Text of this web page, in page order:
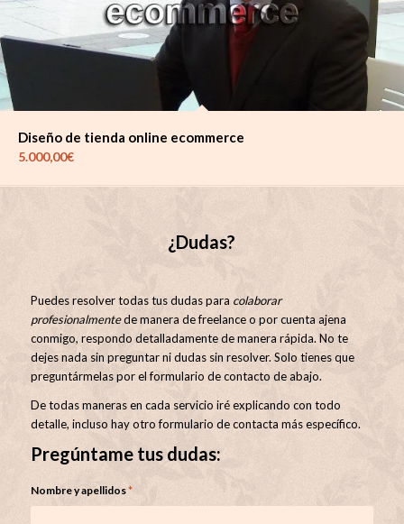
Diseño de tienda online ecommerce
5.000,00€
¿Dudas?
Puedes resolver todas tus dudas para colaborar
profesionalmentede manera de freelance o por cuenta ajena
conmigo, respondo detalladamente de manera rápida. No te
dejes nada sin preguntar ni dudas sin resolver. Solo tienes que
preguntármelas por el formulario de contacto de abajo.
De todas maneras en cada servicio iré explicando con todo
detalle, incluso hay otro formulario de contacta más específico.
Pregúntame tus dudas:
Nombre y apellidos*